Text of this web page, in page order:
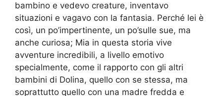
bambino e vedevo creature, inventavo
situazioni e vagavo con la fantasia. Perché lei è
così, un po’impertinente, un po’sulle sue, ma
anche curiosa; Mia in questa storia vive
avventure incredibili, a livello emotivo
specialmente, come il rapporto con gli altri
bambini di Dolina, quello con se stessa, ma
soprattutto quello con una madre fredda e